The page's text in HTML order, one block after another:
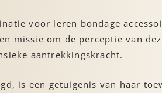
voor leren bondage
missie om de perceptie van
aantrekkingskracht.
is een getuigenis van haar